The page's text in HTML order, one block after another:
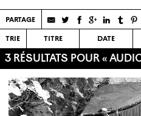
partage
trie
titre date
3 RÉSULTATS POUR «